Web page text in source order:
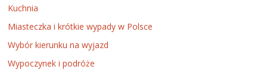
Kuchnia
Miasteczka i krótkie wypady w Polsce
Wybór kierunku na wyjazd
Wypoczynek i podróże